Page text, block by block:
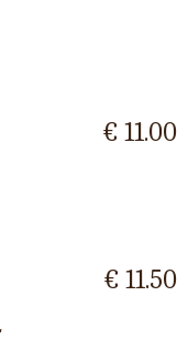
€ 11.00
€ 11.50